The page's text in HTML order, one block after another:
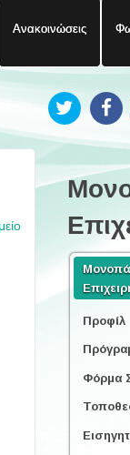
Ανακοινώσεις
Προφίλ
Φόρμα